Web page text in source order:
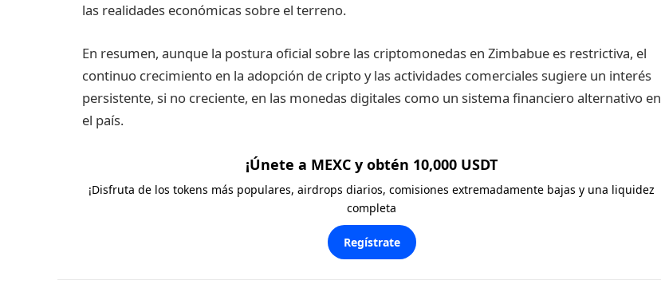
las realidades económicas sobre el terreno.
En resumen, aunque la postura oficial sobre las criptomonedas en Zimbabue es restrictiva, el
continuo crecimiento en la adopción de cripto y las actividades comerciales sugiere un interés
persistente, si no creciente, en las monedas digitales como un sistema financiero alternativo en
el país.
¡Únete a MEXC y obtén 10,000 USDT
¡Disfruta de los tokens más populares, airdrops diarios, comisiones extremadamente bajas y una liquidez
completa
Regístrate